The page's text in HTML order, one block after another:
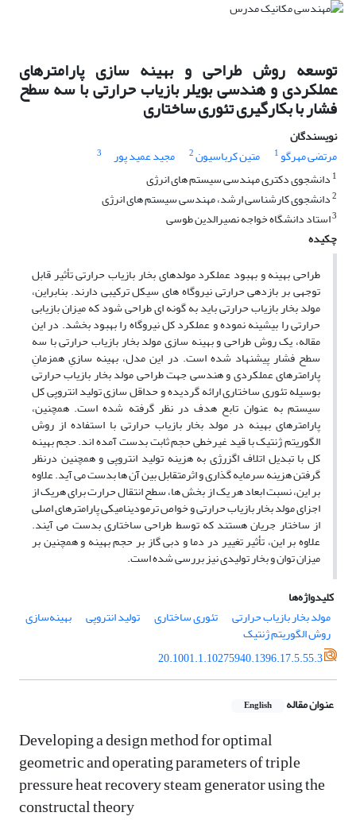
توسعه روش طراحی و بهینه سازی پارامترهای
عملکردی و هندسی بویلر بازیاب حرارتی با سه سطح
فشار با بکارگیری تئوری ساختاری
نویسندگان
مرتضی مهرگو1 متین کرباسیون2 مجید عمید پور
3
1 دانشجوی دکتری مهندسی سیستم های انرژی
2دانشجوی کارشناسی ارشد، مهندسی سیستم های انرژی
3استاد دانشگاه خواجه نصیرالدین طوسی
چکیده
طراحی بهینه و بهبود عملکرد مولدهای بخار بازیاب حرارتی تأثیر قابل
توجهی بر بازدهی حرارتی نیروگاه های سیکل ترکیبی دارند. بنابراین،
مولد بخار بازیاب حرارتی باید به گونه ای طراحی شود که میزان بازیابی
حرارتی را بیشینه نموده و عملکرد کل نیروگاه را بهبود بخشد. در این
مقاله، یک روش طراحی و بهینه سازی مولد بخار بازیاب حرارتی با سه
سطح فشار پیشنهاد شده است. در این مدل، بهینه سازیِ همزمانِ
پارامترهای عملکردی و هندسی جهت طراحی مولد بخار بازیاب حرارتی
بوسیله تئوری ساختاری ارائه گردیده و حداقل سازی تولید انتروپی کل
سیستم به عنوان تابع هدف در نظر گرفته شده است. همچنین،
پارامترهای بهینه در مولد بخار بازیاب حرارتی با استفاده از روش
الگوریتم ژنتیک با قید غیرخطی حجم ثابت بدست آمده اند. حجم بهینه
کل با تبدیل اتلاف اگزرژی به هزینه تولید انتروپی و همچنین درنظر
گرفتن هزینه سرمایه گذاری و اثرمتقابل بین آن ها بدست می آید. علاوه
بر این، نسبت ابعاد هر یک از بخش ها، سطح انتقال حرارت برای هریک از
اجزای مولد بخار بازیاب حرارتی و خواص ترمودینامیکی پارامترهای اصلی
از ساختار جریان هستند که توسط طراحی ساختاری بدست می آیند.
علاوه بر این، تأثیر تغییر در دما و دبی گاز بر حجم بهینه و همچنین بر
میزان توان و بخار تولیدی نیز بررسی شده است.
کلیدواژه‌ها
مولد بخار بازیاب حرارتی
تئوری ساختاری تولید انتروپی بهینه‌سازی
روش الگوریتم ژنتیک
20.1001.1.10275940.1396.17.5.55.3
عنوان مقاله English
Developing a design method for optimal
geometric and operating parameters of triple
pressure heat recovery steam generator using the
constructal theory